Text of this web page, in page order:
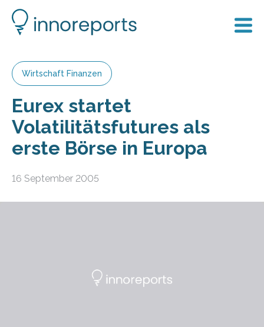
Wirtschaft Finanzen
Eurex startet
Volatilitätsfutures als
erste Börse in Europa
16 September 2005